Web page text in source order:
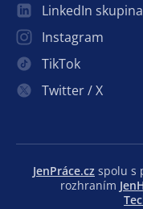
LinkedIn
Instagram
TikTok
Twitter / X
JenPráce.cz spolu s
rozhraním